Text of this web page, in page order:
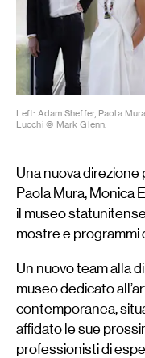
Left: Adam Sheffer, Paola
Lucchi © Mark Glenn.
Una nuova direzione
Paola Mura, Monica
il museo
mostre e programmi
Un nuovo team alla
museo dedicato
contemporanea,
affidato le sue
professionisti di